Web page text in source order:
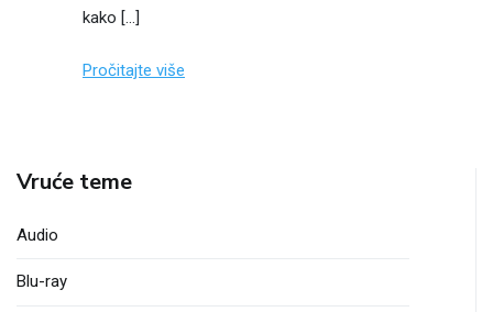
kako […]
Pročitajte više
Vruće teme
Audio
Blu-ray